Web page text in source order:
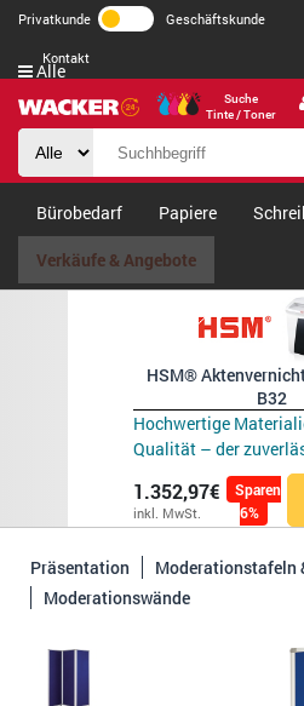
Privatkunde Geschäftskunde
Kontakt
Suche
Tinte / Toner
Alle
Bürobedarf Papiere
Verkäufe & Angebote
HSM®
B32
Hochwertige
Qualität – der
1.352,97€
inkl. MwSt.
Sparen
6%
Präsentation
Moderationstafeln
Moderationswände